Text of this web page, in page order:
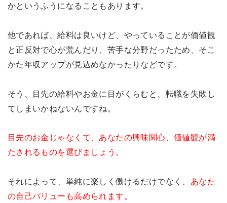
かというふうになることもあります。
他であれば、給料は良いけど、やっていることが価値観
と正反対で心が荒んだり、苦手な分野だったため、そこ
かた年収アップが見込めなかったりなどです。
そう、目先の給料やお金に目がくらむと、転職を失敗し
てしまいかねないんですね。
目先のお金じゃなくて、 あなたの興味関心、価値観が満
たされるものを選びましょう。
それによって、単純に楽しく働けるだけでなく、 あなた
の自己バリューも高められます。